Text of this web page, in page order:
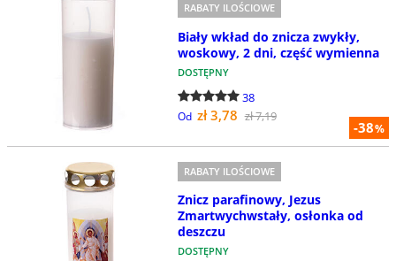
-38%
RABATY ILOŚCIOWE
Biały wkład do znicza zwykły,
woskowy, 2 dni, część wymienna
DOSTĘPNY
38
Od zł 3,78 zł 7,19
RABATY ILOŚCIOWE
Znicz parafinowy, Jezus
Zmartwychwstały, osłonka od
deszczu
DOSTĘPNY